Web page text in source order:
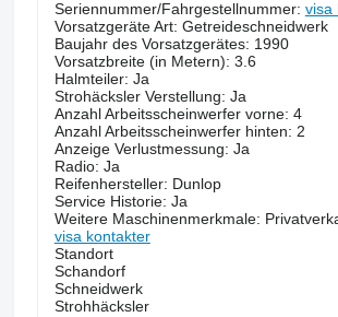
Seriennummer/Fahrgestellnummer: visa
Vorsatzgeräte Art: Getreideschneidwerk
Baujahr des Vorsatzgerätes: 1990
Vorsatzbreite (in Metern): 3.6
Halmteiler: Ja
Strohäcksler Verstellung: Ja
Anzahl Arbeitsscheinwerfer vorne: 4
Anzahl Arbeitsscheinwerfer hinten: 2
Anzeige Verlustmessung: Ja
Radio: Ja
Reifenhersteller: Dunlop
Service Historie: Ja
Weitere Maschinenmerkmale:
visa kontakter
Standort
Schandorf
Schneidwerk
Strohhäcksler